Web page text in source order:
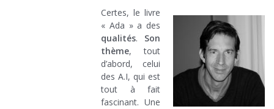
Certes, le livre
« Ada » a des
qualités. Son
thème, tout
d’abord, celui
des A.I, qui est
tout à fait
fascinant. Une